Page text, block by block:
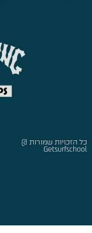
כל הזכויות שמורות @
Getsurfschool